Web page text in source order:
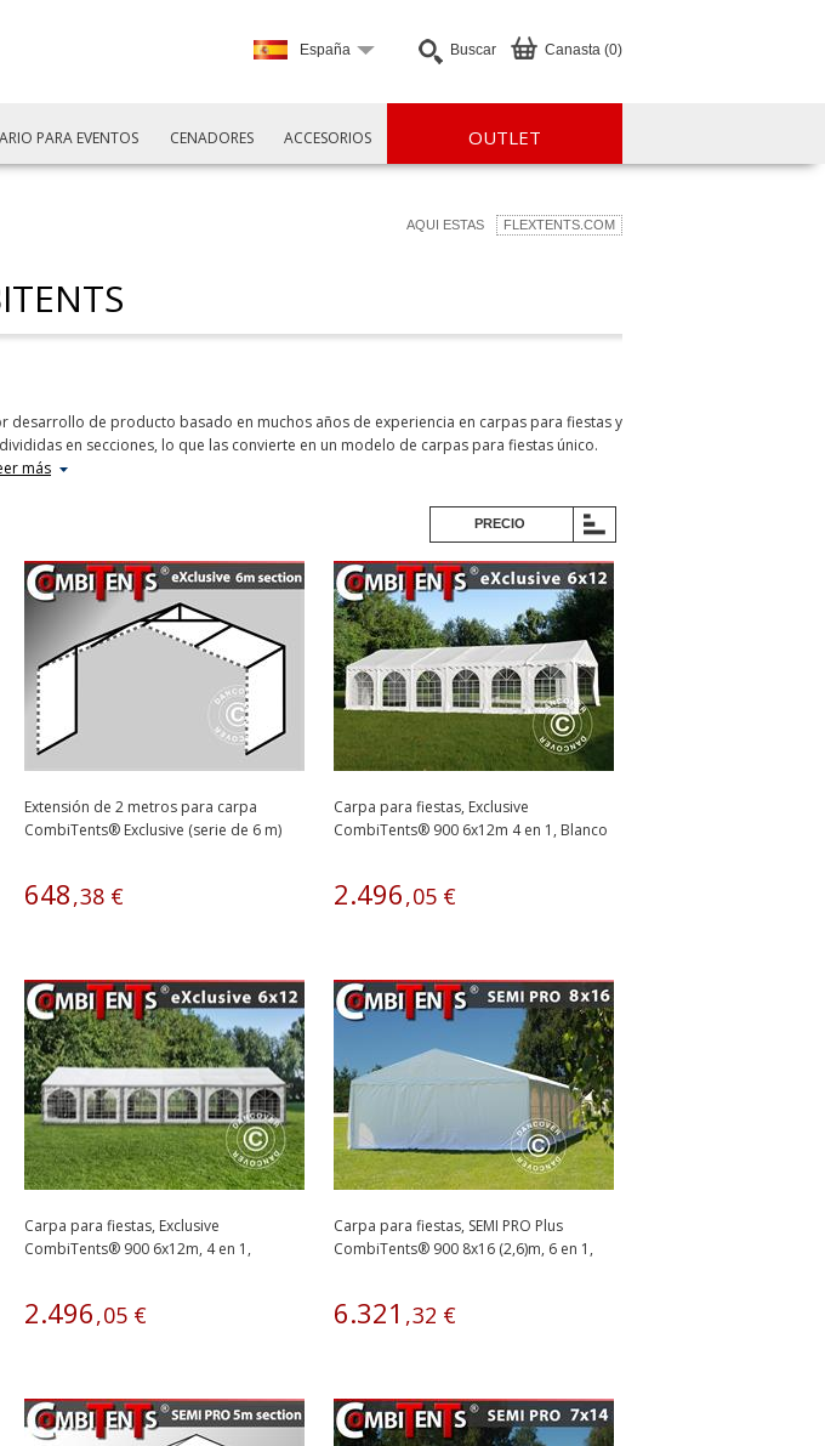
Canasta (0)
Buscar
España
PARA EVENTOS CENADORES ACCESORIOS OUTLET
AQUI ESTAS FLEXTENTS.COM
de producto basado en muchos años de experiencia en carpas para fiestas y
en secciones, lo que las convierte en un modelo de carpas para fiestas único.
más
PRECIO
Extensión de 2 metros para carpa
CombiTents® Exclusive (serie de 6 m)
648,38 €
Carpa para fiestas, Exclusive
CombiTents® 900 6x12m 4 en 1, Blanco
2.496,05 €
Carpa para fiestas, Exclusive
CombiTents® 900 6x12m, 4 en 1,
2.496,05 €
Carpa para fiestas, SEMI PRO Plus
CombiTents® 900 8x16 (2,6)m, 6 en 1,
6.321 ,32 €